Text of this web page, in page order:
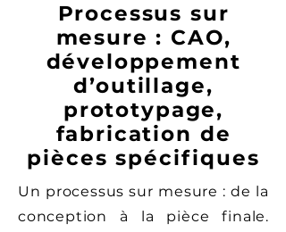
Processus sur
mesure : CAO,
développement
d’outillage,
prototypage,
fabrication de
pièces spécifiques
Un processus sur mesure : de la
conception à la pièce finale.